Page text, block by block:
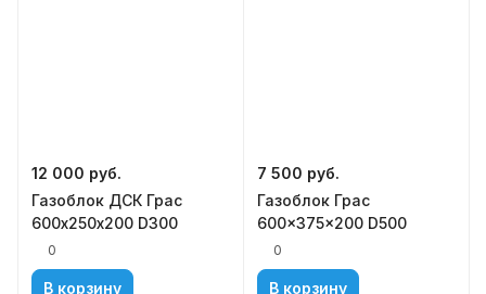
12 000 руб.
Газоблок ДСК Грас
600х250х200 D300
0
В корзину
7 500 руб.
Газоблок Грас
600x375x200 D500
0
В корзину